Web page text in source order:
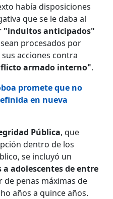
había disposiciones
que se le daba al
"indultos anticipados"
procesados por
acciones contra
armado interno".
promete que no
en nueva
Pública, que
dentro de los
se incluyó un
adolescentes de entre
de penas máximas de
años a quince años.